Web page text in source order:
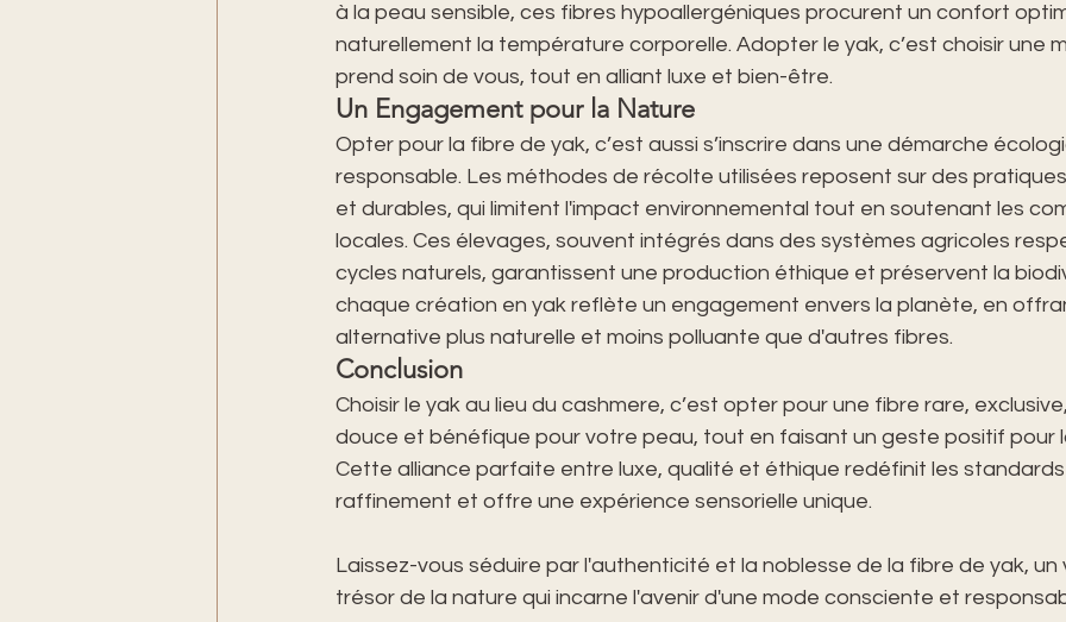
à la peau sensible, ces fibres hypoallergéniques procurent un confort
naturellement la température corporelle. Adopter le yak, c’est choisir une
prend soin de vous, tout en alliant luxe et bien-être.
Un Engagement pour la Nature
Opter pour la fibre de yak, c’est aussi s’inscrire dans une démarche
responsable. Les méthodes de récolte utilisées reposent sur des
et durables, qui limitent l'impact environnemental tout en soutenant les
locales. Ces élevages, souvent intégrés dans des systèmes agricoles
cycles naturels, garantissent une production éthique et préservent la
chaque création en yak reflète un engagement envers la planète, en
alternative plus naturelle et moins polluante que d'autres fibres.
Conclusion
Choisir le yak au lieu du cashmere, c’est opter pour une fibre rare,
douce et bénéfique pour votre peau, tout en faisant un geste positif pour
Cette alliance parfaite entre luxe, qualité et éthique redéfinit les
raffinement et offre une expérience sensorielle unique.
Laissez-vous séduire par l'authenticité et la noblesse de la fibre de yak, un
trésor de la nature qui incarne l'avenir d'une mode consciente et